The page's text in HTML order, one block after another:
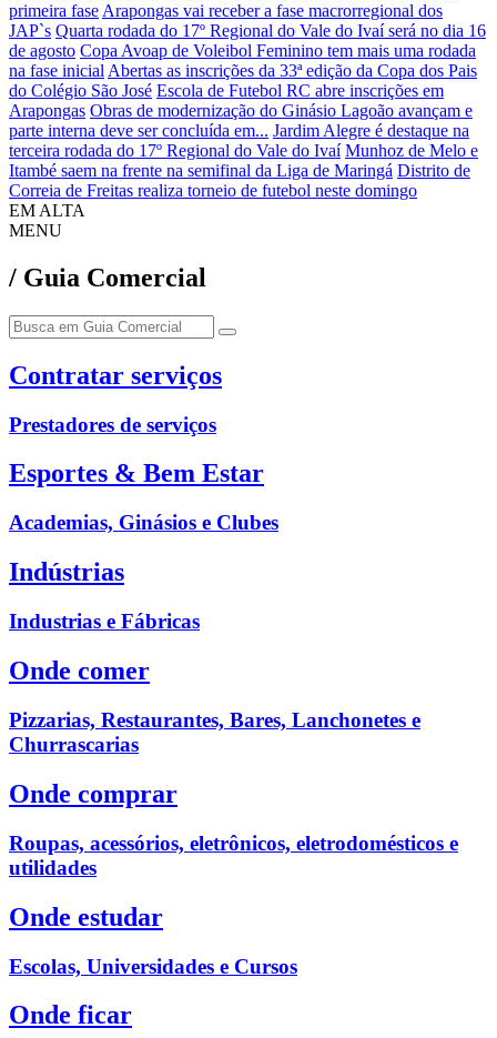
primeira fase Arapongas vai receber a fase macrorregional dos
JAP`s Quarta rodada do 17º Regional do Vale do Ivaí será no dia 16
de agosto Copa Avoap de Voleibol Feminino tem mais uma rodada
na fase inicial Abertas as inscrições da 33ª edição da Copa dos Pais
do Colégio São José Escola de Futebol RC abre inscrições em
Arapongas Obras de modernização do Ginásio Lagoão avançam e
parte interna deve ser concluída em... Jardim Alegre é destaque na
terceira rodada do 17º Regional do Vale do Ivaí Munhoz de Melo e
Itambé saem na frente na semifinal da Liga de Maringá Distrito de
Correia de Freitas realiza torneio de futebol neste domingo
EM ALTA
MENU
/ Guia Comercial
Contratar serviços
Prestadores de serviços
Esportes & Bem Estar
Academias, Ginásios e Clubes
Indústrias
Industrias e Fábricas
Onde comer
Pizzarias, Restaurantes, Bares, Lanchonetes e
Churrascarias
Onde comprar
Roupas, acessórios, eletrônicos, eletrodomésticos e
utilidades
Onde estudar
Escolas, Universidades e Cursos
Onde ficar